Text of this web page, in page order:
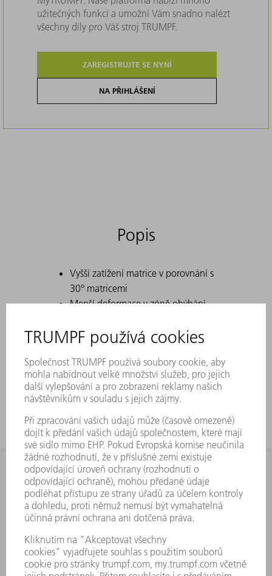
užitečných funkcí a umožní Vám snadno nalézt
všechny díly pro Váš stroj TRUMPF.
ZAREGISTRUJTE SE NYNÍ
NA PŘIHLÁŠENÍ
Popis
Vyšší zatížení matrice v porovnání s
30° matricemi
Menší deformace v zóně ohýbání
U dolních nástrojů platí dělení jako u
horních nástrojů. Rohové nástroje budou
nahrazeny 100 mm dílci.
INFORMACE
Často kladené dotazy
Všeobecné obchodní podmínky
KONTAKTNÍ ÚDAJE
Náhradní díly
+420 251 106 254
Po - čt 8:00 - 17:00